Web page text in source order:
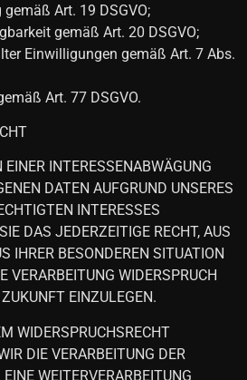
Art. 19 DSGVO;
gemäß Art. 20 DSGVO;
Einwilligungen gemäß Art. 7 Abs.
Art. 77 DSGVO.
INTERESSENABWÄGUNG
DATEN AUFGRUND UNSERES
INTERESSES
DAS JEDERZEITIGE RECHT, AUS
IHRER BESONDEREN SITUATION
VERARBEITUNG WIDERSPRUCH
EINZULEGEN.
WIDERSPRUCHSRECHT
DIE VERARBEITUNG DER
WEITERVERARBEITUNG